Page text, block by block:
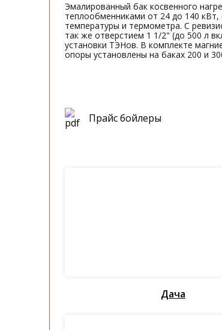
Эмалированный бак косвенного
теплообменниками от 24 до 140 кВт,
температуры и термометра. С
так же отверстием 1 1/2" (до 500 л
установки ТЭНов. В комплекте
опоры установлены на баках 200 и
Прайс бойлеры
Дача